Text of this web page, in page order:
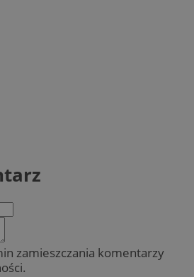
zamieszczania komentarzy